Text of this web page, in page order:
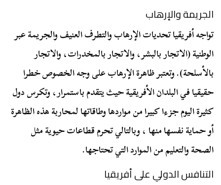
الجريمة والإرهاب
تواجه أفريقيا تحديات الإرهاب والتطرف العنيف والجريمة عبر
الوطنية (الاتجار بالبشر، والاتجار بالمخدرات، والاتجار
بالأسلحة). وتعتبر ظاهرة الإرهاب على وجه الخصوص خطرا
حقيقيا في البلدان الأفريقية حيث يتقدم باستمرار، وتكرس دول
كثيرة اليوم جزءا كبيرا من مواردها وطاقاتها لمحاربة هذه الظاهرة
أو حماية نفسها منها ، وبالتالي تحرم قطاعات حيوية مثل
الصحة والتعليم من الموارد التي تحتاجها.
التنافس الدولي على أفريقيا